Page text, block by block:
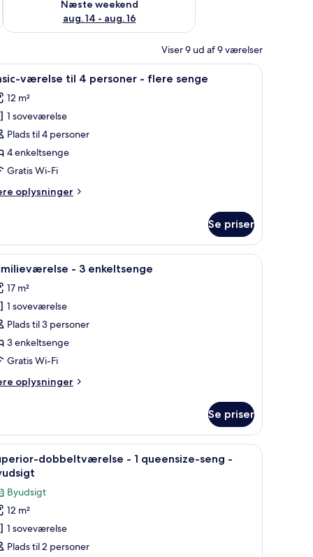
Næste weekend
aug. 14 - aug. 16
Viser 9 ud af 9 værelser
en bærbar computer på et skrivebord, en vase med blomster og en gul
Et lille værelse med køjesenge, en
12 værelse til 4 personer - flere senge
12 m²
1 soveværelse
Plads til 4 personer
4 enkeltsenge
Gratis Wi-Fi
oplysninger
Se priser
en blå dør og en væg med et grønt og gult abstrakt mønster.
Minibar, mørklægningsgardiner, strygejern/
11 - 3 enkeltsenge
17 m²
1 soveværelse
Plads til 3 personer
3 enkeltsenge
Gratis Wi-Fi
oplysninger
Se priser
og en blå sengegavl. Et hotelværelse med en seng, en
10
dobbeltværelse - 1 queensize-seng -
Byudsigt
12 m²
1 soveværelse
Plads til 2 personer